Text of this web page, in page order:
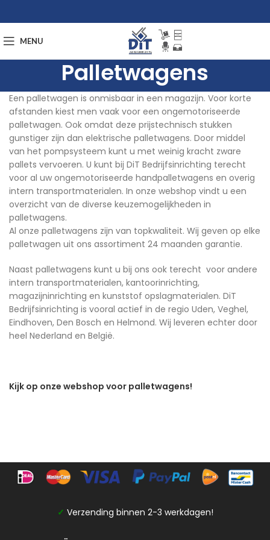
MENU
Palletwagens
Een palletwagen is onmisbaar in een magazijn. Voor korte
afstanden kiest men vaak voor een ongemotoriseerde
palletwagen. Ook omdat deze prijstechnisch stukken
gunstiger zijn dan elektrische palletwagens. Door middel
van het pompsysteem kunt u met weinig kracht zware
pallets vervoeren. U kunt bij DiT Bedrijfsinrichting terecht
voor al uw ongemotoriseerde handpalletwagens en overig
intern transportmaterialen. In onze webshop vindt u een
overzicht van de diverse keuzemogelijkheden in
palletwagens.
Al onze palletwagens zijn van topkwaliteit. Wij geven op elke
palletwagen uit ons assortiment 24 maanden garantie.
Naast palletwagens kunt u bij ons ook terecht voor andere
intern transportmaterialen, kantoorinrichting,
magazijninrichting en kunststof opslagmaterialen. DiT
Bedrijfsinrichting is vooral actief in de regio Uden, Veghel,
Eindhoven, Den Bosch en Helmond. Wij leveren echter door
heel Nederland en België.
Kijk op onze webshop voor palletwagens!
✓ Verzending binnen 2-3 werkdagen!